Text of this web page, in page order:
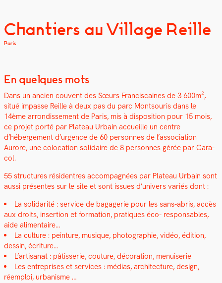
Chantiers au Village Reille
Paris
En quelques mots
Dans un ancien cou­vent des Sœurs Fran­cis­caines de 3 600m²,
situé impasse Reille à deux pas du parc Montsouris dans le
14ème arrondisse­ment de Paris, mis à dis­po­si­tion pour 15 mois,
ce pro­jet porté par Plateau Urbain accueille un cen­tre
d’hébergement d’urgence de 60 per­son­nes de l’association
Aurore, une colo­ca­tion sol­idaire de 8 per­son­nes gérée par Cara­
col.
55 struc­tures rési­den­tres accom­pa­g­nées par Plateau Urbain sont
aus­si présentes sur le site et sont issues d’u­nivers var­iés dont :
La sol­i­dar­ité : ser­vice de bagagerie pour les sans-abris, accès
aux droits, inser­tion et for­ma­tion, pra­tiques éco- respon­s­ables,
aide ali­men­taire…
La cul­ture : pein­ture, musique, pho­togra­phie, vidéo, édi­tion,
dessin, écri­t­ure…
L’artisanat : pâtis­serie, cou­ture, déco­ra­tion, menuis­erie
Les entre­pris­es et ser­vices : médias, archi­tec­ture, design,
réem­ploi, urban­isme …